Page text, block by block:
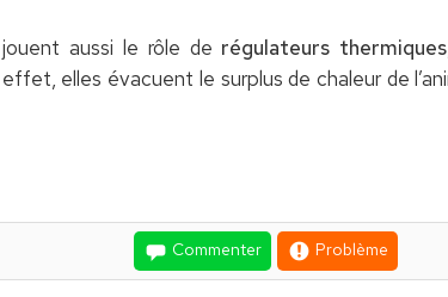
aussi le rôle de régulateurs thermiques
elles évacuent le surplus de chaleur de
Commenter Problème